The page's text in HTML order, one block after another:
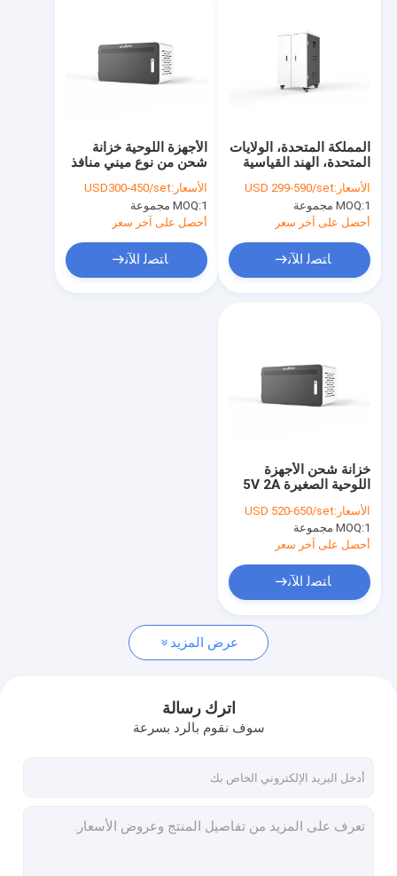
عرض الواقع الافتراضي
حول بنا
ضبط الجودة
اتصل بنا
أخبار
خزانة شحن الجهاز اللوحي
خزانة شحن الكمبيوتر المحمول
خزانة شحن باد
عربة شحن الكمبيوتر اللوحي
خزانة شحن USB
الأجهزة اللوحية خزانة
شحن من نوع ميني منافذ
USB خزانة شحن
الأسعار:USD300-450/set
MOQ:1 مجموعة
أحصل على آخر سعر
ﺎﺘﺼﻟ ﺍﻶﻧ
المملكة المتحدة، الولايات
المتحدة، الهند القياسية
الكابتن شحن عربة
الأسعار:USD 299-590/set
MOQ:1 مجموعة
أحصل على آخر سعر
ﺎﺘﺼﻟ ﺍﻶﻧ
خزانة شحن الأجهزة
اللوحية الصغيرة 5V 2A
الأسعار:USD 520-650/set
MOQ:1 مجموعة
أحصل على آخر سعر
ﺎﺘﺼﻟ ﺍﻶﻧ
عرض المزيد
اترك رسالة
سوف نقوم بالرد بسرعة